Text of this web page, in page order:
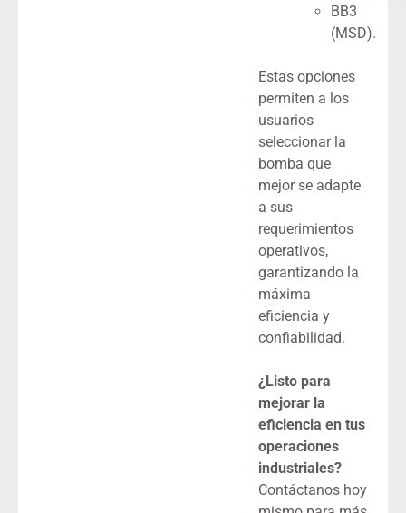
BB3
(MSD).
Estas opciones
permiten a los
usuarios
seleccionar la
bomba que
mejor se adapte
a sus
requerimientos
operativos,
garantizando la
máxima
eficiencia y
confiabilidad.
¿Listo para
mejorar la
eficiencia en tus
operaciones
industriales?
Contáctanos hoy